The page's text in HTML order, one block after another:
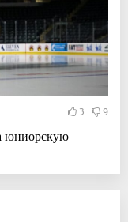
3 9
юниорскую